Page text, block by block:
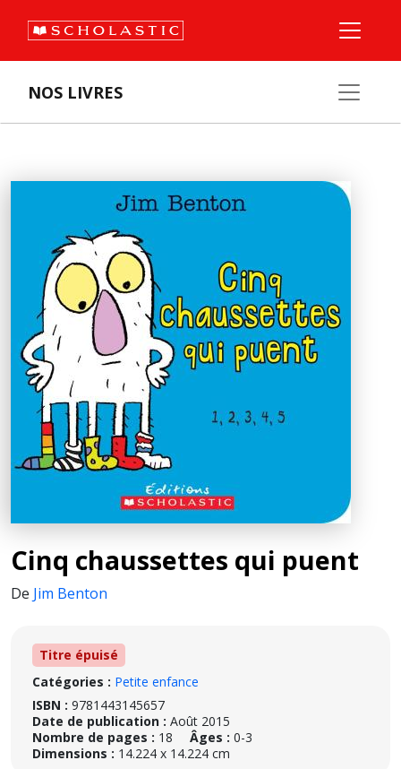
NOS LIVRES
Cinq chaussettes qui puent
De Jim Benton
Titre épuisé
Catégories : Petite enfance
ISBN : 9781443145657
Date de publication : Août 2015
Nombre de pages : 18 Âges : 0-3
Dimensions : 14.224 x 14.224 cm